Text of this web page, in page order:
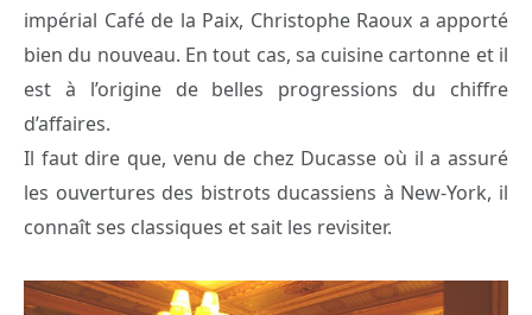
impérial Café de la Paix, Christophe Raoux a apporté
bien du nouveau. En tout cas, sa cuisine cartonne et il
est à l’origine de belles progressions du chiffre
d’affaires.
Il faut dire que, venu de chez Ducasse où il a assuré
les ouvertures des bistrots ducassiens à New-York, il
connaît ses classiques et sait les revisiter.